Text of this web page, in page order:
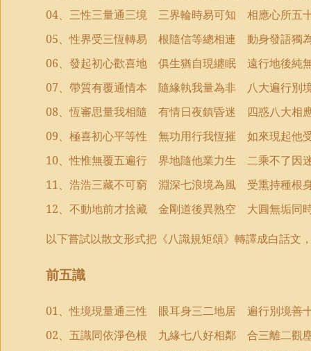
04、三性三量通三境 三界輪時易可知 相應心所五
05、性界受三恆轉易 根隨信等總相連 動身發語獨
06、發起初心歡喜地 俱生猶自現纏眠 遠行地後純
07、帶質有覆通情本 隨緣執我量為非 八大遍行別
08、恆審思量我相隨 有情日夜鎮昏迷 四惑八大相
09、極喜初心平等性 無功用行我恆摧 如來現起他
10、性惟無覆五遍行 界地隨他業力生 二乘不了因
11、浩浩三藏不可窮 淵深七浪境為風 受熏持種根
12、不動地前才捨藏 金剛道後異熟空 大圓無垢同
以下嘗試以散文形式把《八識規矩頌》轉譯成白話文
前五識
01、性境現量通三性 眼耳身三二地居 遍行別境善
02、五識同依淨色根 九緣七八好相鄰 合三離二觀